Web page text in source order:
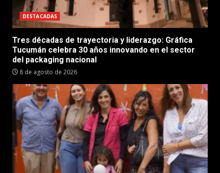
DESTACADAS
Tres décadas de trayectoria y liderazgo: Gráfica
Tucumán celebra 30 años innovando en el sector
del packaging nacional
8 de agosto de 2026